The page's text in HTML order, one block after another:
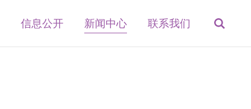
信息公开 新闻中心 联系我们